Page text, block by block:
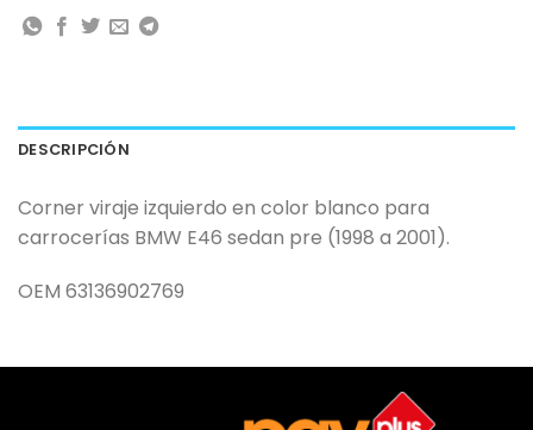
DESCRIPCIÓN
Corner viraje izquierdo en color blanco para
carrocerías BMW E46 sedan pre (1998 a 2001).
OEM 63136902769